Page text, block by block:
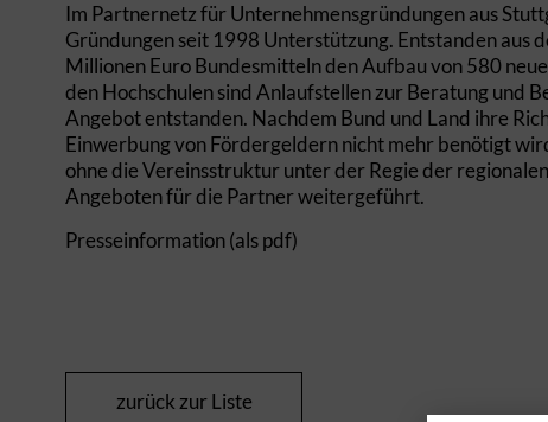
Im Partnernetz für Unternehmensgründungen aus
Gründungen seit 1998 Unterstützung. Entstanden aus
Millionen Euro Bundesmitteln den Aufbau von 580
den Hochschulen sind Anlaufstellen zur Beratung und
Angebot entstanden. Nachdem Bund und Land ihre
Einwerbung von Fördergeldern nicht mehr benötigt
ohne die Vereinsstruktur unter der Regie der
Angeboten für die Partner weitergeführt.
Presseinformation (als pdf)
zurück zur Liste